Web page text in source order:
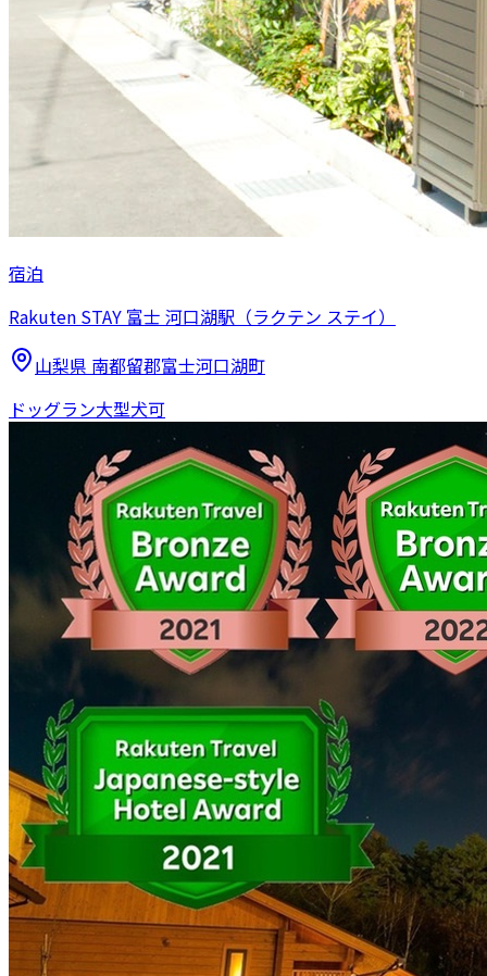
宿泊
Rakuten STAY 富士 河口湖駅（ラクテン ステイ）
山梨県 南都留郡富士河口湖町
ドッグラン大型犬可